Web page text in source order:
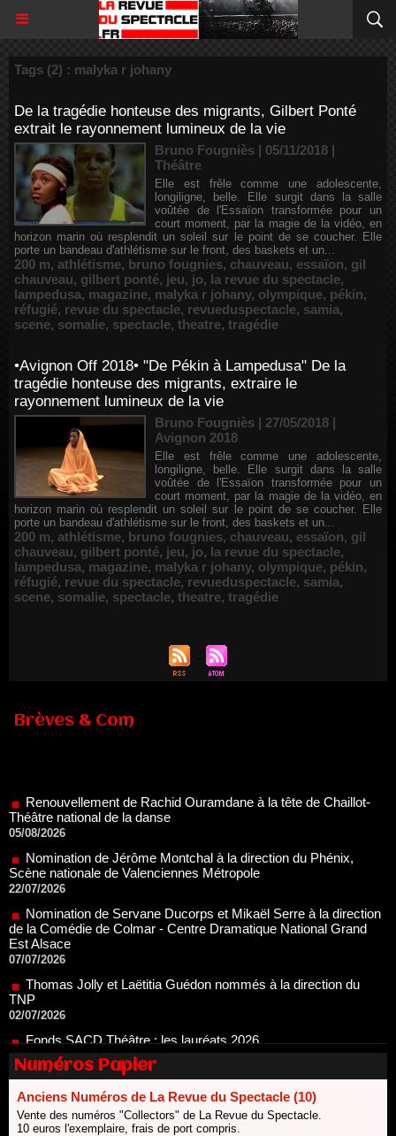
Tags (2) : malyka r johany
De la tragédie honteuse des migrants, Gilbert Ponté
extrait le rayonnement lumineux de la vie
Bruno Fougniès | 05/11/2018 |
Théâtre
Elle est frêle comme une adolescente,
longiligne, belle. Elle surgit dans la salle
voûtée de l'Essaïon transformée pour un
court moment, par la magie de la vidéo, en
horizon marin où resplendit un soleil sur le point de se coucher. Elle
porte un bandeau d'athlétisme sur le front, des baskets et un...
200 m, athlétisme, bruno fougnies, chauveau, essaïon, gil
chauveau, gilbert ponté, jeu, jo, la revue du spectacle,
lampedusa, magazine, malyka r johany, olympique, pékin,
réfugié, revue du spectacle, revueduspectacle, samia,
scene, somalie, spectacle, theatre, tragédie
•Avignon Off 2018• "De Pékin à Lampedusa" De la
tragédie honteuse des migrants, extraire le
rayonnement lumineux de la vie
Bruno Fougniès | 27/05/2018 |
Avignon 2018
Elle est frêle comme une adolescente,
longiligne, belle. Elle surgit dans la salle
voûtée de l'Essaïon transformée pour un
court moment, par la magie de la vidéo, en
horizon marin où resplendit un soleil sur le point de se coucher. Elle
porte un bandeau d'athlétisme sur le front, des baskets et un...
200 m, athlétisme, bruno fougnies, chauveau, essaïon, gil
chauveau, gilbert ponté, jeu, jo, la revue du spectacle,
lampedusa, magazine, malyka r johany, olympique, pékin,
réfugié, revue du spectacle, revueduspectacle, samia,
scene, somalie, spectacle, theatre, tragédie
Brèves & Com
05/08/2026
Nomination de Jérôme Montchal à la direction du Phénix,
Scène nationale de Valenciennes Métropole
22/07/2026
Nomination de Servane Ducorps et Mikaël Serre à la direction
de la Comédie de Colmar - Centre Dramatique National Grand
Est Alsace
07/07/2026
Thomas Jolly et Laëtitia Guédon nommés à la direction du
TNP
02/07/2026
Fonds SACD Théâtre : les lauréats 2026
23/06/2026
Dispositif ARTCENA Écrire pour le cirque, les lauréats 2026 !
20/06/2026
18/06/2026
Les 10 lauréats du Fonds Grandes Formes Théâtre 2026
Numéros Papier
Anciens Numéros de La Revue du Spectacle (10)
Vente des numéros "Collectors" de La Revue du Spectacle.
10 euros l'exemplaire, frais de port compris.